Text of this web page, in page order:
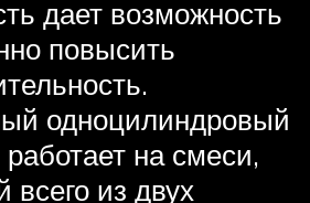
дает возможность
повысить
одноцилиндровый
работает на смеси,
всего из двух